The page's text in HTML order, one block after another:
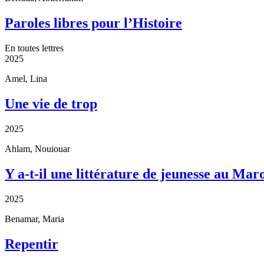
Paroles libres pour l’Histoire
En toutes lettres
2025
Amel, Lina
Une vie de trop
2025
Ahlam, Nouiouar
Y a-t-il une littérature de jeunesse au
2025
Benamar, Maria
Repentir